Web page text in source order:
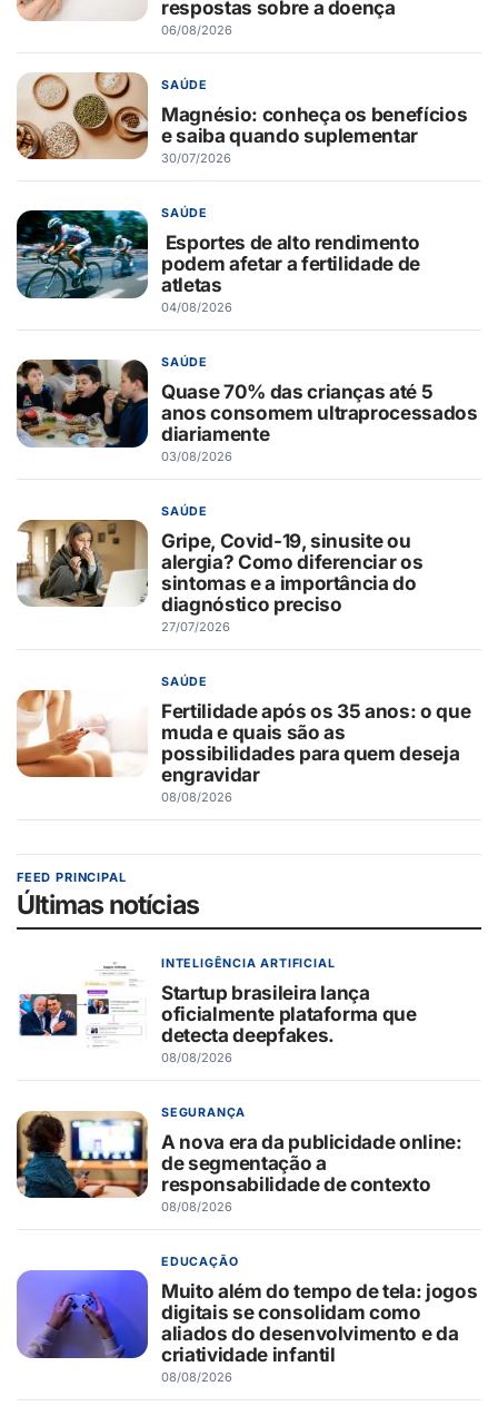
respostas sobre a doença
06/08/2026
SAÚDE
Magnésio: conheça os benefícios
e saiba quando suplementar
30/07/2026
SAÚDE
Esportes de alto rendimento
podem afetar a fertilidade de
atletas
04/08/2026
SAÚDE
Quase 70% das crianças até 5
anos consomem ultraprocessados
diariamente
03/08/2026
SAÚDE
Gripe, Covid-19, sinusite ou
alergia? Como diferenciar os
sintomas e a importância do
diagnóstico preciso
27/07/2026
SAÚDE
Fertilidade após os 35 anos: o que
muda e quais são as
possibilidades para quem deseja
engravidar
08/08/2026
FEED PRINCIPAL
Últimas notícias
INTELIGÊNCIA ARTIFICIAL
Startup brasileira lança
oficialmente plataforma que
detecta deepfakes.
08/08/2026
SEGURANÇA
A nova era da publicidade online:
de segmentação a
responsabilidade de contexto
08/08/2026
EDUCAÇÃO
Muito além do tempo de tela: jogos
digitais se consolidam como
aliados do desenvolvimento e da
criatividade infantil
08/08/2026